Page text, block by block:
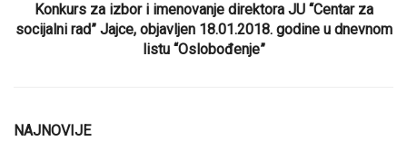
Konkurs za izbor i imenovanje direktora JU “Centar za
socijalni rad” Jajce, objavljen 18.01.2018. godine u dnevnom
listu “Oslobođenje”
NAJNOVIJE